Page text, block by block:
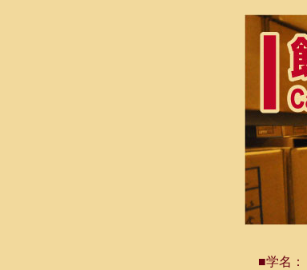
■学名：